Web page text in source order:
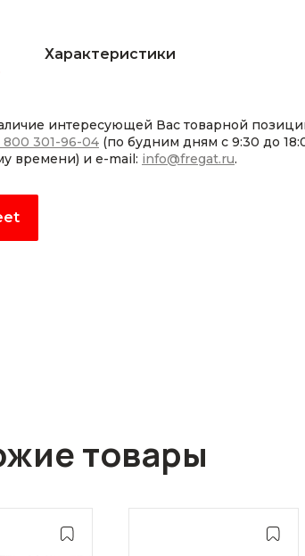
Характеристики
интересующей Вас товарной
800 301-96-04 (по будним дням с 9:30 до
времени) и e-mail: info@fregat.ru.
товары